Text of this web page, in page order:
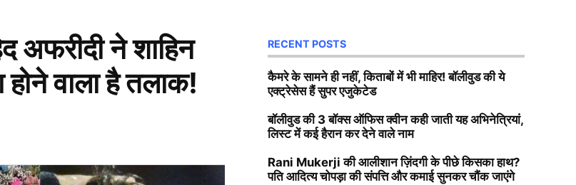
अफरीदी ने शाहिन
होने वाला है तलाक!
RECENT POSTS
कैमरे के सामने ही नहीं, किताबों में भी माहिर! बॉलीवुड की ये
एक्ट्रेसेस हैं सुपर एजुकेटेड
बॉलीवुड की 3 बॉक्स ऑफिस क्वीन कही जाती यह अभिनेत्रियां,
लिस्ट में कई हैरान कर देने वाले नाम
Rani Mukerji की आलीशान ज़िंदगी के पीछे किसका हाथ?
पति आदित्य चोपड़ा की संपत्ति और कमाई सुनकर चौंक जाएंगे